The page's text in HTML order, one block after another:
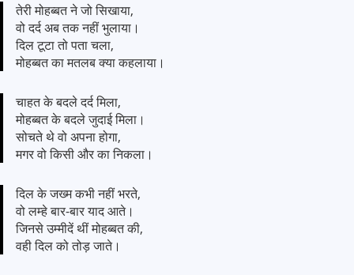
तेरी मोहब्बत ने जो सिखाया,
वो दर्द अब तक नहीं भुलाया।
दिल टूटा तो पता चला,
मोहब्बत का मतलब क्या कहलाया।
चाहत के बदले दर्द मिला,
मोहब्बत के बदले जुदाई मिला।
सोचते थे वो अपना होगा,
मगर वो किसी और का निकला।
दिल के जख्म कभी नहीं भरते,
वो लम्हे बार-बार याद आते।
जिनसे उम्मीदें थीं मोहब्बत की,
वही दिल को तोड़ जाते।